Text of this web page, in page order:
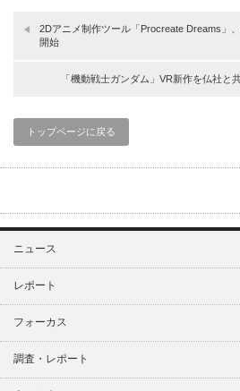
2Dアニメ制作ツール「Procreate Dreams」
開始
「機動戦士ガンダム」VR新作を仏社と
トップページに戻る
ニュース
レポート
フォーカス
調査・レポート